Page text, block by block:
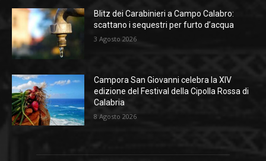
Blitz dei Carabinieri a Campo Calabro:
scattano i sequestri per furto d’acqua
3 Agosto 2026
Campora San Giovanni celebra la XIV
edizione del Festival della Cipolla Rossa di
Calabria
8 Agosto 2026